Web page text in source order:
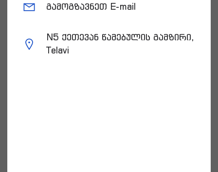
გამოგზავნეთ E-mail
N5 ქეთევან წამებულის გამზირი,
Telavi